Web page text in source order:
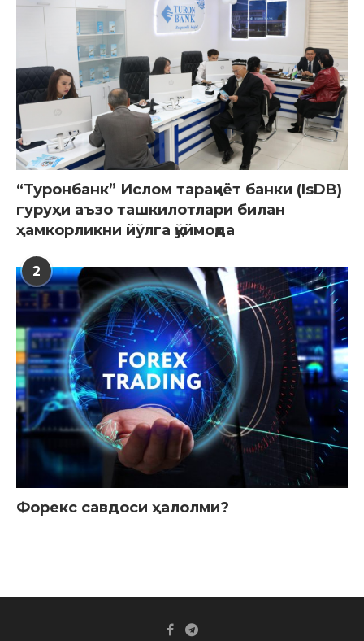
“Туронбанк” Ислом тараққиёт банки (IsDB)
гуруҳи аъзо ташкилотлари билан
ҳамкорликни йўлга қўймоқда
2
Форекс савдоси ҳалолми?